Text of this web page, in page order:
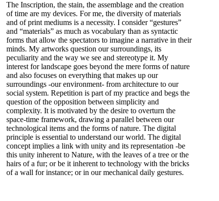
The Inscription, the stain, the assemblage and the creation
of time are my devices. For me, the diversity of materials
and of print mediums is a necessity. I consider “gestures”
and “materials” as much as vocabulary than as syntactic
forms that allow the spectators to imagine a narrative in their
minds. My artworks question our surroundings, its
peculiarity and the way we see and stereotype it. My
interest for landscape goes beyond the mere forms of nature
and also focuses on everything that makes up our
surroundings -our environment- from architecture to our
social system. Repetition is part of my practice and begs the
question of the opposition between simplicity and
complexity. It is motivated by the desire to overturn the
space-time framework, drawing a parallel between our
technological items and the forms of nature. The digital
principle is essential to understand our world. The digital
concept implies a link with unity and its representation -be
this unity inherent to Nature, with the leaves of a tree or the
hairs of a fur; or be it inherent to technology with the bricks
of a wall for instance; or in our mechanical daily gestures.